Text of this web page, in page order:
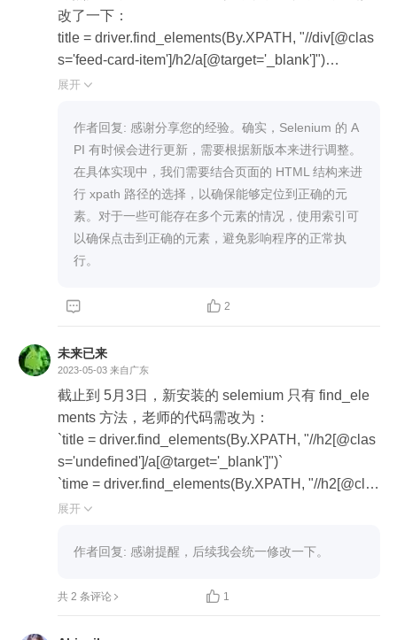
改了一下：
title = driver.find_elements(By.XPATH, "//div[@clas
s='feed-card-item']/h2/a[@target='_blank']")
time = driver.find_elements(By.XPATH,"//div[@clas
d-card-clearfix']/div[@class='feed-card-time']")
然后就是翻页点击那里我这边跑下来也有问题，根
据xpath会获取两个a标签,所以需要增加索引：
driver.find_elements(By.XPATH,"//div[@class='feed
-card-page']/span[@class='pagebox_next']/a")[0].cli
ck()
展开 
作者回复: 感谢分享您的经验。确实，Selenium 的 A
PI 有时候会进行更新，需要根据新版本来进行调整。
在具体实现中，我们需要结合页面的 HTML 结构来进
行 xpath 路径的选择，以确保能够定位到正确的元
素。对于一些可能存在多个元素的情况，使用索引可
以确保点击到正确的元素，避免影响程序的正常执
行。
  2
未来已来
2023-05-03 来自广东
截止到 5月3日，新安装的 selemium 只有 find_ele
ments 方法，老师的代码需改为：
`title = driver.find_elements(By.XPATH, "//h2[@clas
s='undefined']/a[@target='_blank']")`
`time = driver.find_elements(By.XPATH, "//h2[@clas
s='undefined']/../div[@class='feed-card-a feed-card-
以此类推
展开 
作者回复: 感谢提醒，后续我会统一修改一下。
共 2 条评论  1